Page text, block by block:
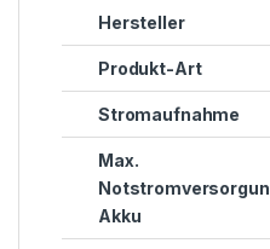
Hersteller
Produkt-Art
Stromaufnahme
Max.
Akku